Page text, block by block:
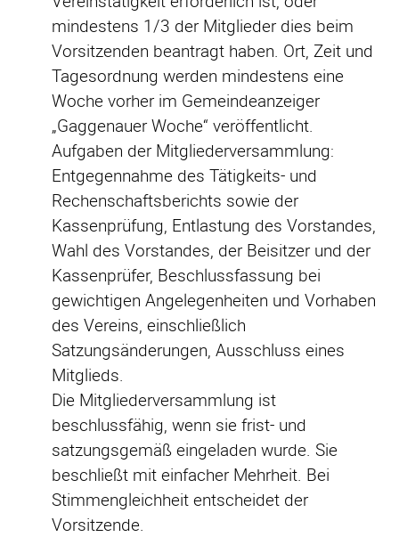
mindestens 1/3 der Mitglieder dies beim
Vorsitzenden beantragt haben. Ort, Zeit und
Tagesordnung werden mindestens eine
Woche vorher im Gemeindeanzeiger
„Gaggenauer Woche“ veröffentlicht.
Aufgaben der Mitgliederversammlung:
Entgegennahme des Tätigkeits- und
Rechenschaftsberichts sowie der
Kassenprüfung, Entlastung des Vorstandes,
Wahl des Vorstandes, der Beisitzer und der
Kassenprüfer, Beschlussfassung bei
gewichtigen Angelegenheiten und Vorhaben
des Vereins, einschließlich
Satzungsänderungen, Ausschluss eines
Mitglieds.
Die Mitgliederversammlung ist
beschlussfähig, wenn sie frist- und
satzungsgemäß eingeladen wurde. Sie
beschließt mit einfacher Mehrheit. Bei
Stimmengleichheit entscheidet der
Vorsitzende.